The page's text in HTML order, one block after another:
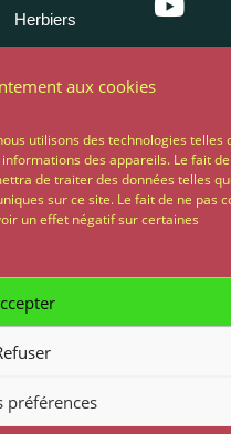
aux cookies
utilisons des technologies telles
des appareils. Le fait de
de traiter des données telles
sur ce site. Le fait de ne pas
un effet négatif sur certaines
préférences
Herbiers
Chocom